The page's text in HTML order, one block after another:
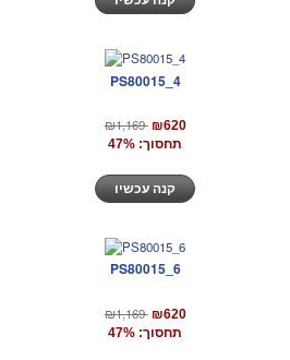
PS80015_4
₪1,169 ₪620
תחסוך: 47%
PS80015_6
₪1,169 ₪620
תחסוך: 47%